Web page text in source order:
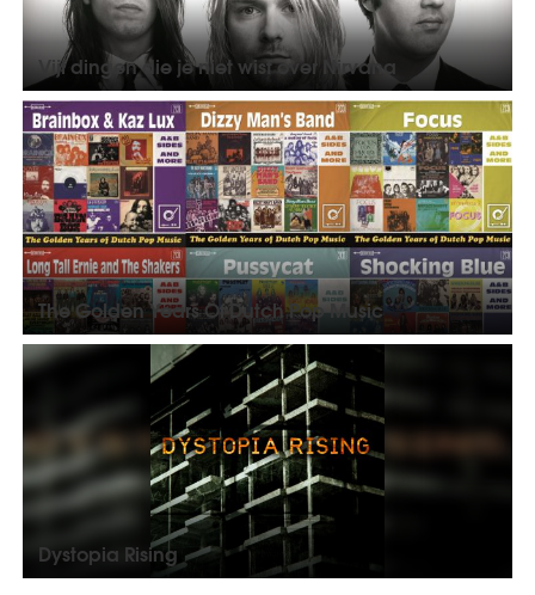
Vijf dingen die je niet wist over Nirvana
The Golden Years Of Dutch Pop Music
Dystopia Rising